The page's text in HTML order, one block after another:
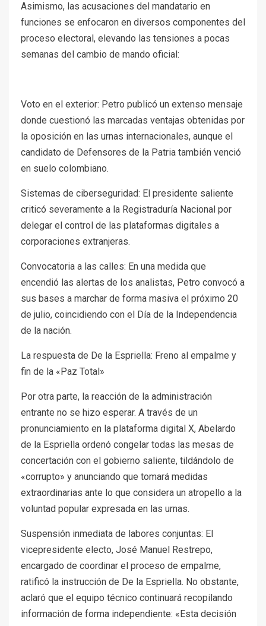
Asimismo, las acusaciones del mandatario en
funciones se enfocaron en diversos componentes del
proceso electoral, elevando las tensiones a pocas
semanas del cambio de mando oficial:
Voto en el exterior: Petro publicó un extenso mensaje
donde cuestionó las marcadas ventajas obtenidas por
la oposición en las urnas internacionales, aunque el
candidato de Defensores de la Patria también venció
en suelo colombiano.
Sistemas de ciberseguridad: El presidente saliente
criticó severamente a la Registraduría Nacional por
delegar el control de las plataformas digitales a
corporaciones extranjeras.
Convocatoria a las calles: En una medida que
encendió las alertas de los analistas, Petro convocó a
sus bases a marchar de forma masiva el próximo 20
de julio, coincidiendo con el Día de la Independencia
de la nación.
La respuesta de De la Espriella: Freno al empalme y
fin de la «Paz Total»
Por otra parte, la reacción de la administración
entrante no se hizo esperar. A través de un
pronunciamiento en la plataforma digital X, Abelardo
de la Espriella ordenó congelar todas las mesas de
concertación con el gobierno saliente, tildándolo de
«corrupto» y anunciando que tomará medidas
extraordinarias ante lo que considera un atropello a la
voluntad popular expresada en las urnas.
Suspensión inmediata de labores conjuntas: El
vicepresidente electo, José Manuel Restrepo,
encargado de coordinar el proceso de empalme,
ratificó la instrucción de De la Espriella. No obstante,
aclaró que el equipo técnico continuará recopilando
información de forma independiente: «Esta decisión